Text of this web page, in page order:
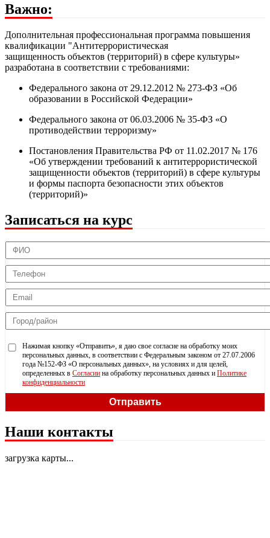
Важно:
Дополнительная профессиональная программа повышения
квалификации "Антитеррористическая
защищенность объектов (территорий) в сфере культуры»
разработана в соответствии с требованиями:
Федерального закона от 29.12.2012 № 273-ФЗ «Об
образовании в Российской Федерации»
Федерального закона от 06.03.2006 № 35-ФЗ «О
противодействии терроризму»
Постановления Правительства РФ от 11.02.2017 № 176
«Об утверждении требований к антитеррористической
защищенности объектов (территорий) в сфере культуры
и формы паспорта безопасности этих объектов
(территорий)»
Записаться на курс
Нажимая кнопку «Отправить», я даю свое согласие на обработку моих
персональных данных, в соответствии с Федеральным законом от 27.07.2006
года №152-ФЗ «О персональных данных», на условиях и для целей,
определенных в Согласии на обработку персональных данных и Политике
конфиденциальности
Наши контакты
загрузка карты...